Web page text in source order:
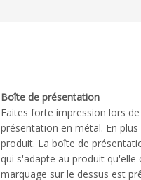
Boîte de présentation
Faites forte impression lors
présentation en métal. En
produit. La boîte de
qui s'adapte au produit
marquage sur le dessus est